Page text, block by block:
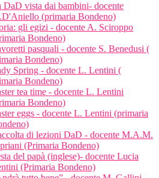
DaD vista dai bambini- docente
(primaria Bondeno)
gli egizi - docente A. Sciroppo
Bondeno)
pasquali - docente S. Benedusi (
Bondeno)
Spring - docente L. Lentini (
Bondeno)
tea time - docente L. Lentini
Bondeno)
eggs - docente L. Lentini (primaria
di lezioni DaD - docente M.A.M.
(Primaria Bondeno)
del papà (inglese)- docente Lucia
(Primaria Bondeno)